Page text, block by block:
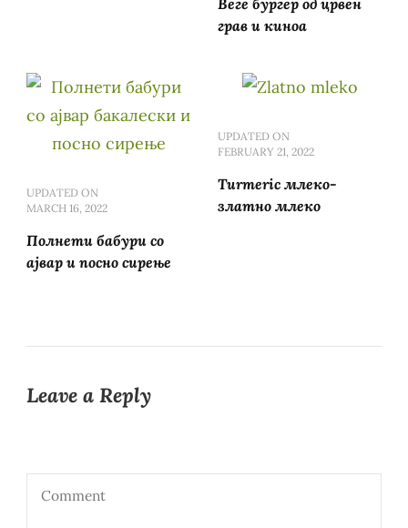
Веге бургер од црвен
грав и киноа
UPDATED ON
MARCH 16, 2022
Полнети бабури со
ајвар и посно сирење
UPDATED ON
FEBRUARY 21, 2022
Turmeric млеко-
златно млеко
Leave a Reply